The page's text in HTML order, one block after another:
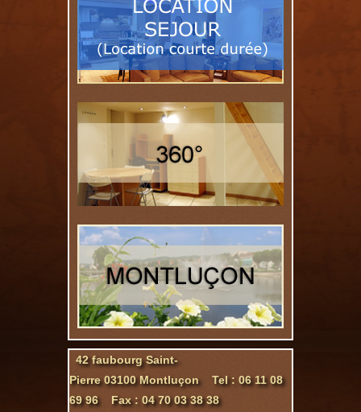
42 faubourg Saint-
Pierre 03100 Montluçon Tel : 06 11 08
69 96 Fax : 04 70 03 38 38